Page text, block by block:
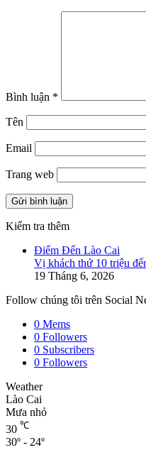
Bình luận *
Tên
Email
Trang web
Kiểm tra thêm
Điểm Đến Lào Cai
Vị khách thứ 10 triệu
19 Tháng 6, 2026
Follow chúng tôi trên Social
0 Mems
0 Followers
0 Subscribers
0 Followers
Weather
Lào Cai
Mưa nhỏ
30 ℃
30º - 24º